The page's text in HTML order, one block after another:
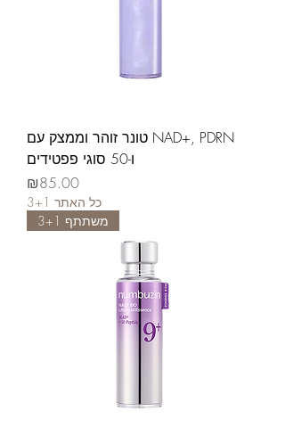
טונר זוהר וממצק עם NAD+, PDRN
ו-50 סוגי פפטידים
가격
₪85.00
3+1 כל האתר
משתתף 3+1